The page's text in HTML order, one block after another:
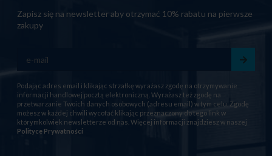
Zapisz się na newsletter aby otrzymać 10% rabatu na pierwsze
zakupy
Podając adres email i klikając strzałkę wyrażasz zgodę na otrzymywanie
informacji handlowej pocztą elektroniczną. Wyrażasz też zgodę na
przetwarzanie Twoich danych osobowych (adresu email) w tym celu. Zgodę
możesz w każdej chwili wycofać klikając przeznaczony do tego link w
którymkolwiek newsletterze od nas. Więcej informacji znajdziesz w naszej
Polityce Prywatności